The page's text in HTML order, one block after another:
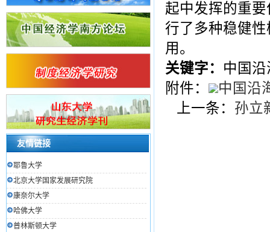
友情链接
耶鲁大学
北京大学国家发展研究院
康奈尔大学
哈佛大学
普林斯顿大学
起中发挥的重
行了多种稳健
用。
关键字： 中国
附件：
中国沿
上一条： 孙立